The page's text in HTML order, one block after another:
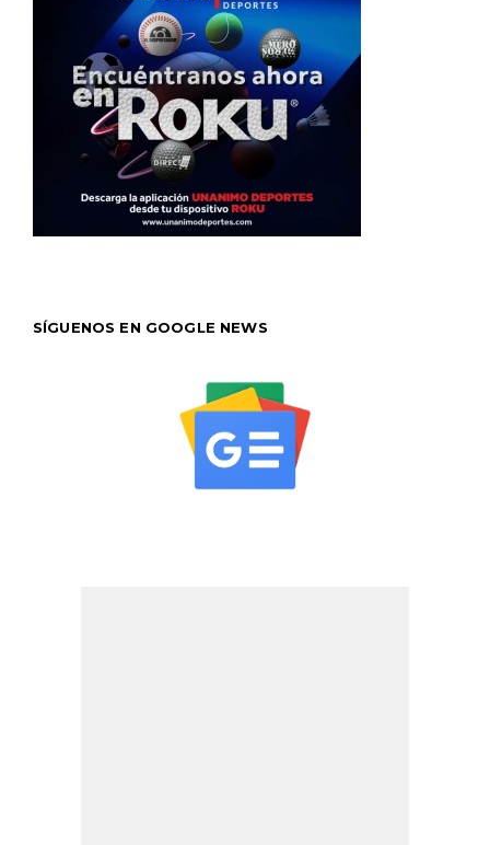
SÍGUENOS EN GOOGLE NEWS